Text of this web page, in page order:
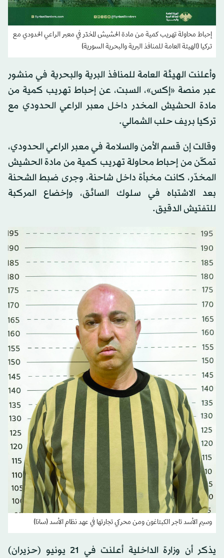
إحباط محاولة تهريب كمية من مادة الحشيش المخدّر في معبر الراعي الحدودي مع
تركيا (الهيئة العامة للمنافذ البرية والبحرية السورية)
وأعلنت الهيئة العامة للمنافذ البرية والبحرية في منشور
عبر منصة «إكس»، السبت، عن إحباط تهريب كمية من
مادة الحشيش المخدر داخل معبر الراعي الحدودي مع
تركيا بريف حلب الشمالي.
وقالت إن قسم الأمن والسلامة في معبر الراعي الحدودي،
تمكّن من إحباط محاولة تهريب كمية من مادة الحشيش
المخدّر، كانت مخبأة داخل شاحنة، وجرى ضبط الشحنة
بعد الاشتباه في سلوك السائق، وإخضاع المركبة
للتفتيش الدقيق.
وسيم الأسد تاجر الكبتاغون ومن محركي تجارتها في عهد نظام الأسد (سانا)
يذكر أن وزارة الداخلية أعلنت في 21 يونيو (حزيران)